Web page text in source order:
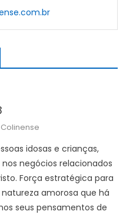
idosas e crianças,
negócios relacionados
Força estratégica para
amorosa que há
seus pensamentos de